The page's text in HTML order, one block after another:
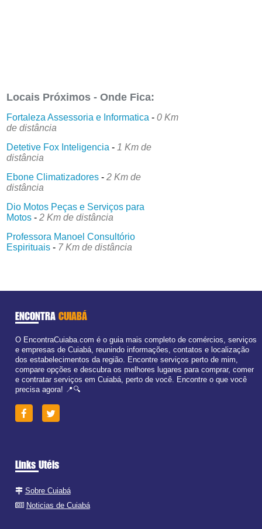
Locais Próximos - Onde Fica:
Fortaleza Assessoria e Informatica -0 Km
de distância
Detetive Fox Inteligencia - 1 Km de
distância
Ebone Climatizadores -2 Km de
distância
Dio Motos Peças e Serviços para
Motos -2 Km de distância
Professora Manoel Consultório
Espirituais - 7 Km de distância
ENCONTRA CUIABÁ
O EncontraCuiaba.com é o guia mais completo de comércios, serviços
e empresas de Cuiabá, reunindo informações, contatos e localização
dos estabelecimentos da região. Encontre serviços perto de mim,
compare opções e descubra os melhores lugares para comprar, comer
e contratar serviços em Cuiabá, perto de você. Encontre o que você
precisa agora! 📍🔍
Links Utéis
Sobre Cuiabá
Noticias de Cuiabá